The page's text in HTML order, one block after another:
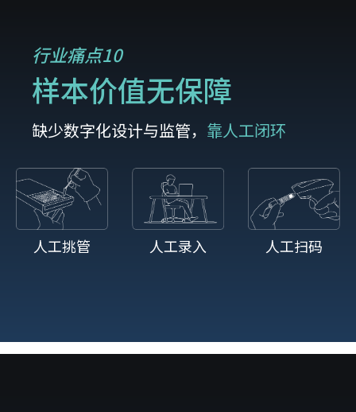
行业痛点10
样本价值无保障
缺少数字化设计与监管， 靠人工闭环
人工挑管 人工录入 人工扫码